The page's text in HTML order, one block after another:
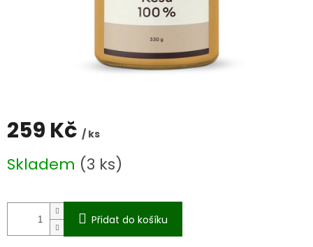
259 Kč / ks
cena:
Skladem (3 ks)
Přidat do košíku